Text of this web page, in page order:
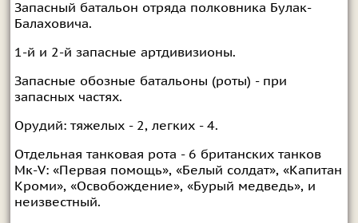
Запасный батальон отряда полковника Булак-
Балаховича.
1-й и 2-й запасные артдивизионы.
Запасные обозные батальоны (роты) - при
запасных частях.
Орудий: тяжелых - 2, легких - 4.
Отдельная танковая рота - 6 британских танков
Мк-V: «Первая помощь», «Белый солдат», «Капитан
Кроми», «Освобождение», «Бурый медведь», и
неизвестный.